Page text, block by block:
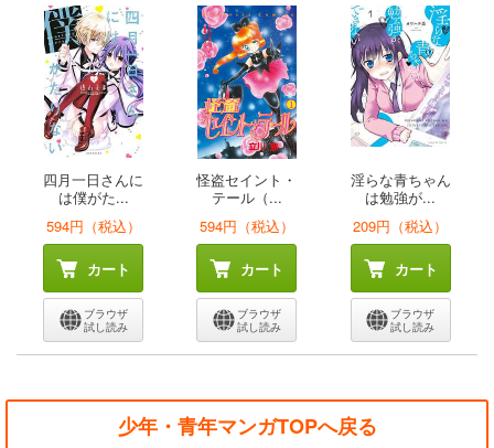
四月一日さんに
は僕がた...
594円（税込）
カート
ブラウザ
試し読み
怪盗セイント・
テール（...
594円（税込）
カート
ブラウザ
試し読み
淫らな青ちゃん
は勉強が...
209円（税込）
カート
ブラウザ
試し読み
少年・青年マンガTOPへ戻る